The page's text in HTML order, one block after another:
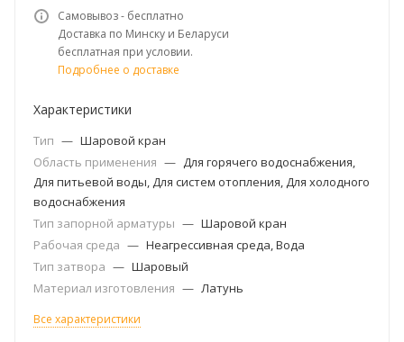
Самовывоз - бесплатно
Доставка по Минску и Беларуси
бесплатная при условии.
Подробнее о доставке
Характеристики
Тип — Шаровой кран
Область применения — Для горячего водоснабжения,
Для питьевой воды, Для систем отопления, Для холодного
водоснабжения
Тип запорной арматуры — Шаровой кран
Рабочая среда — Неагрессивная среда, Вода
Тип затвора — Шаровый
Материал изготовления — Латунь
Все характеристики